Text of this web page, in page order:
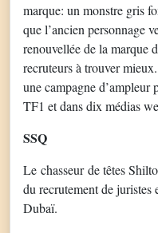
marque: un monstre gris
que l’ancien personnage
renouvellée de la marque
recruteurs à trouver
une campagne
TF1 et dans dix médias
SSQ
Le chasseur de têtes
du recrutement de juristes
Dubaï.